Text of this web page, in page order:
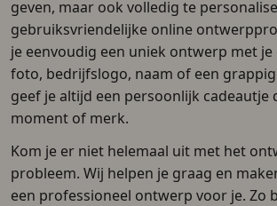
geven, maar ook volledig te
gebruiksvriendelijke online
je eenvoudig een uniek ontwerp met je
foto, bedrijfslogo, naam of een
geef je altijd een persoonlijk cadeautje
moment of merk.
Kom je er niet helemaal uit met het
probleem. Wij helpen je graag en
een professioneel ontwerp voor je. Zo